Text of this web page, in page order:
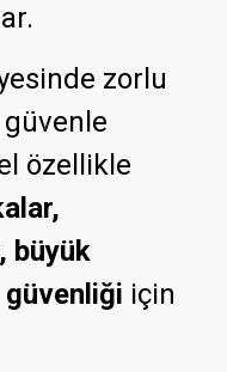
zorlu
özellikle
büyük
için